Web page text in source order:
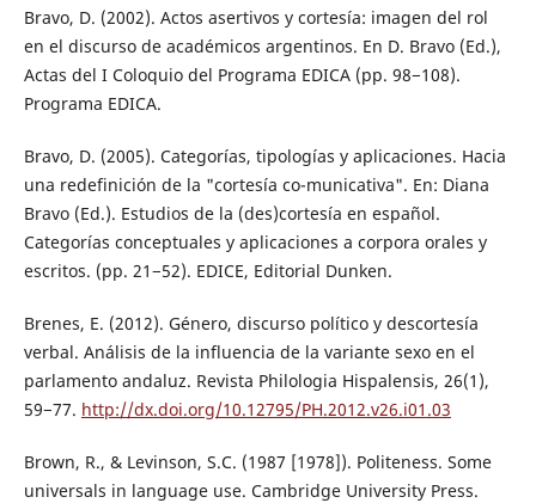
Bravo, D. (2002). Actos asertivos y cortesía: imagen del rol
en el discurso de académicos argentinos. En D. Bravo (Ed.),
Actas del I Coloquio del Programa EDICA (pp. 98−108).
Programa EDICA.
Bravo, D. (2005). Categorías, tipologías y aplicaciones. Hacia
una redefinición de la "cortesía co-municativa". En: Diana
Bravo (Ed.). Estudios de la (des)cortesía en español.
Categorías conceptuales y aplicaciones a corpora orales y
escritos. (pp. 21−52). EDICE, Editorial Dunken.
Brenes, E. (2012). Género, discurso político y descortesía
verbal. Análisis de la influencia de la variante sexo en el
parlamento andaluz. Revista Philologia Hispalensis, 26(1),
59−77. http://dx.doi.org/10.12795/PH.2012.v26.i01.03
Brown, R., & Levinson, S.C. (1987 [1978]). Politeness. Some
universals in language use. Cambridge University Press.